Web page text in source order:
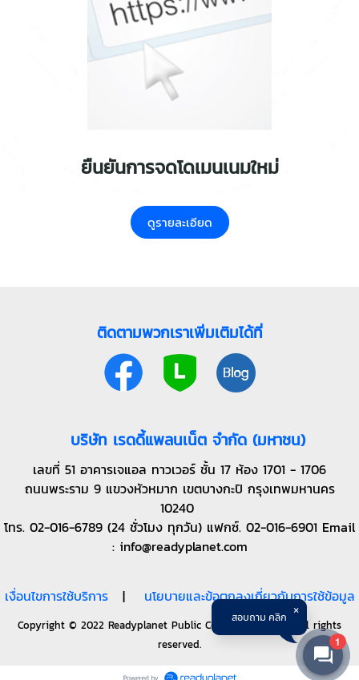
ยืนยันการจดโดเมนเนมใหม่
ดูรายละเอียด
ติดตามพวกเราเพิ่มเติมได้ที่
บริษัท เรดดี้แพลนเน็ต จำกัด (มหาชน)
เลขที่ 51 อาคารเจแอล ทาวเวอร์ ชั้น 17 ห้อง 1701 - 1706
ถนนพระราม 9 แขวงหัวหมาก เขตบางกะปิ กรุงเทพมหานคร
10240
โทร. 02-016-6789 (24 ชั่วโมง ทุกวัน) แฟกซ์. 02-016-6901 Email
: info@readyplanet.com
เงื่อนไขการใช้บริการ| นโยบายและข้อตกลงเกี่ยวกับการใช้ข้อมูล
Copyright © 2022 Readyplanet Public Company Limited All rights
reserved.
1
สอบถาม คลิก